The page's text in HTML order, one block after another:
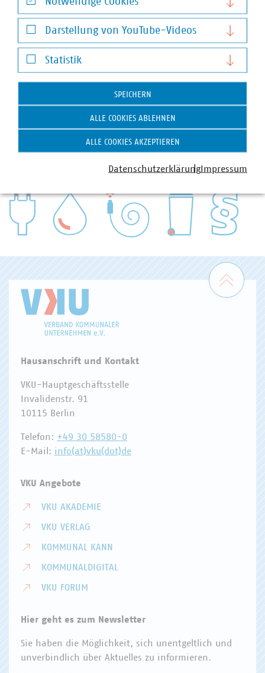
WASSER/ABWASSER
Zum
Hausanschrift und Kontakt
VKU-Hauptgeschäftsstelle
Invalidenstr. 91
10115 Berlin
Telefon: +49 30 58580-0
E-Mail: info(at)vku(dot)de
VKU Angebote
VKU AKADEMIE
VKU VERLAG
KOMMUNAL KANN
KOMMUNALDIGITAL
VKU FORUM
Hier geht es zum Newsletter
Sie haben die Möglichkeit, sich unentgeltlich und
unverbindlich über Aktuelles zu informieren.
Notwendige Cookies
Darstellung von YouTube-Videos
Darstellung von YouTube-Videos
Statistik
Statistik
SPEICHERN
ALLE COOKIES ABLEHNEN
ALLE COOKIES AKZEPTIEREN
DatenschutzerklärungImpressum